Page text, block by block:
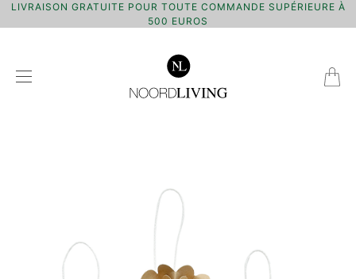
LIVRAISON GRATUITE POUR TOUTE COMMANDE SUPÉRIEURE À
500 EUROS